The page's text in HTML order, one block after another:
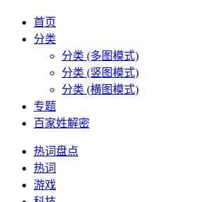
首页
分类
分类 (多图模式)
分类 (竖图模式)
分类 (横图模式)
专题
百家姓解密
热词盘点
热词
游戏